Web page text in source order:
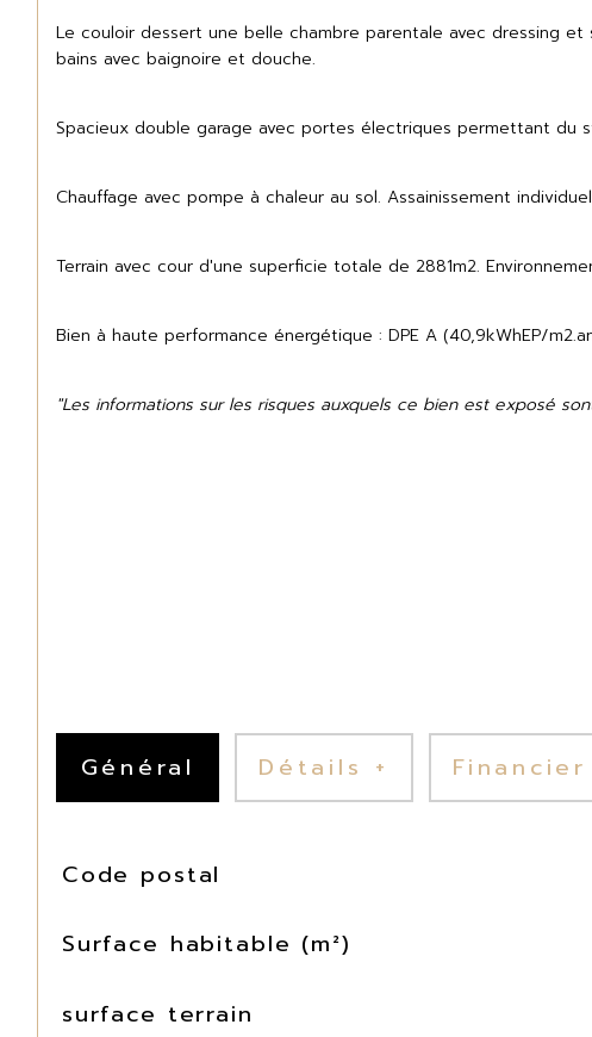
Le couloir dessert une belle chambre parentale avec dressing
bains avec baignoire et douche.
Spacieux double garage avec portes électriques permettant du
Chauffage avec pompe à chaleur au sol. Assainissement
Terrain avec cour d'une superficie totale de 2881m2.
Bien à haute performance énergétique : DPE A (40,9kWhEP/
"Les informations sur les risques auxquels ce bien est exposé
Général Détails + Financier
TRAD_SIROCCO_Caracteristique
Code postal
Surface habitable (m²)
surface terrain